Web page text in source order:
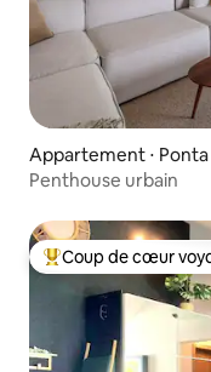
Appartement ⋅
Penthouse urbain
Coups de cœur
Coup de cœur